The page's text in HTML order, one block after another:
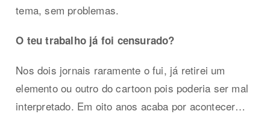
tema, sem problemas.
O teu trabalho já foi censurado?
Nos dois jornais raramente o fui, já retirei um
elemento ou outro do cartoon pois poderia ser mal
interpretado. Em oito anos acaba por acontecer…